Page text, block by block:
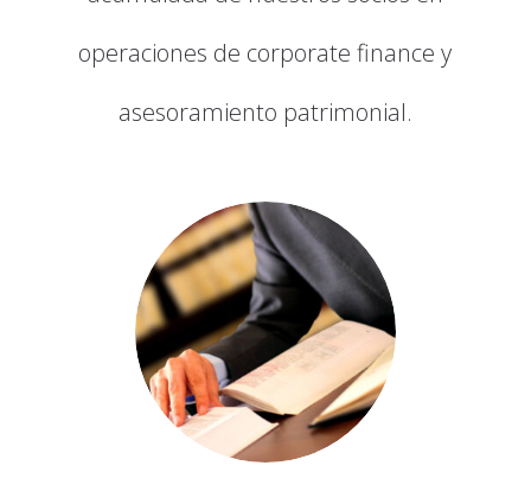
operaciones de corporate finance y
asesoramiento patrimonial.